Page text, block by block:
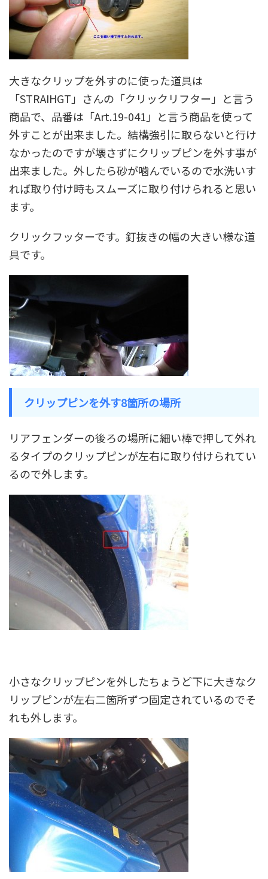
大きなクリップを外すのに使った道具は
「STRAIHGT」さんの「クリックリフター」と言う
商品で、品番は「Art.19-041」と言う商品を使って
外すことが出来ました。結構強引に取らないと行け
なかったのですが壊さずにクリップピンを外す事が
出来ました。外したら砂が噛んでいるので水洗いす
れば取り付け時もスムーズに取り付けられると思い
ます。
クリックフッターです。釘抜きの幅の大きい様な道
具です。
クリップピンを外す8箇所の場所
リアフェンダーの後ろの場所に細い棒で押して外れ
るタイプのクリップピンが左右に取り付けられてい
るので外します。
小さなクリップピンを外したちょうど下に大きなク
リップピンが左右二箇所ずつ固定されているのでそ
れも外します。